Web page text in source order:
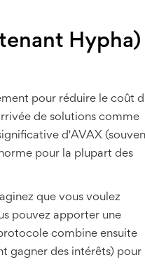
Hypha)
pour réduire le coût
de solutions comme
d'AVAX
pour la plupart des
que vous voulez
pouvez apporter une
combine ensuite
gagner des intérêts) pour